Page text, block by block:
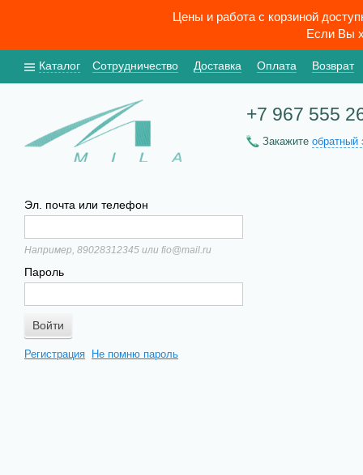
Цены и работа с корзиной
Если Вы
Каталог Сотрудничество Доставка Оплата Возврат
+7 967 555
Закажите обратный
Эл. почта или телефон
Например, 89028312345 или fio@mail.ru
Пароль
Регистрация Не помню пароль